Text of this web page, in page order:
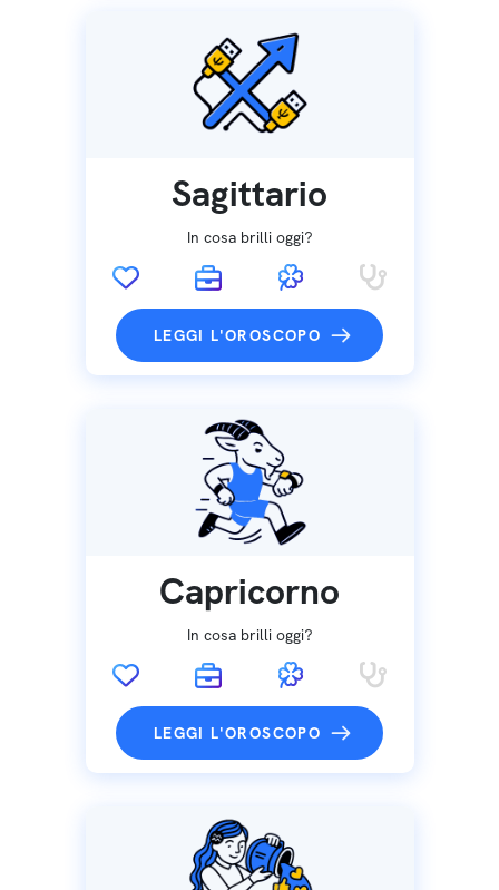
Sagittario
In cosa brilli oggi?
LEGGI L'OROSCOPO
Capricorno
In cosa brilli oggi?
LEGGI L'OROSCOPO